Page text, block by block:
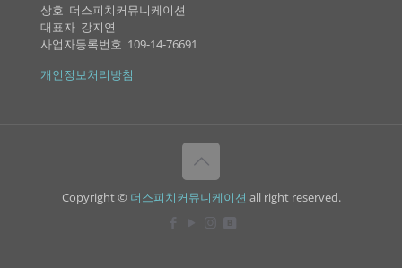
상호 더스피치커뮤니케이션
대표자 강지연
사업자등록번호 109-14-76691
개인정보처리방침
Copyright © 더스피치커뮤니케이션 all right reserved.